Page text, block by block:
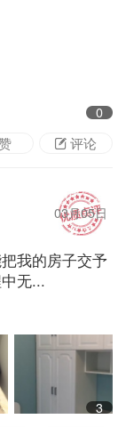
0
评论
03月05日
我的房子交予
无...
3